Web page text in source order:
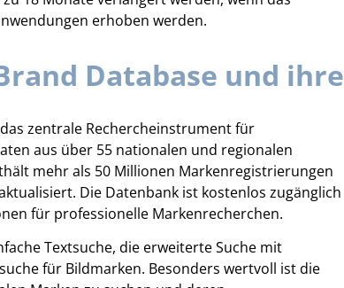
erhoben werden.
Database und ihre
zentrale Rechercheinstrument für
aus über 55 nationalen und regionalen
mehr als 50 Millionen Markenregistrierungen
Die Datenbank ist kostenlos zugänglich
für professionelle Markenrecherchen.
Textsuche, die erweiterte Suche mit
für Bildmarken. Besonders wertvoll ist die